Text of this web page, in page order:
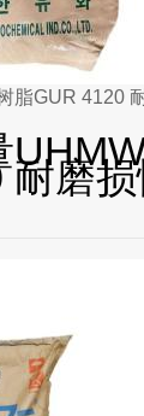
脂GUR 4120
耐磨